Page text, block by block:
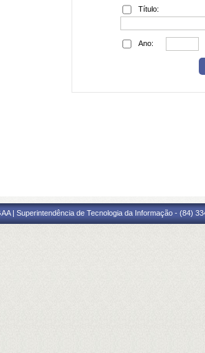
Título:
Ano:
| Superintendência de Tecnologia da Informação - (84)